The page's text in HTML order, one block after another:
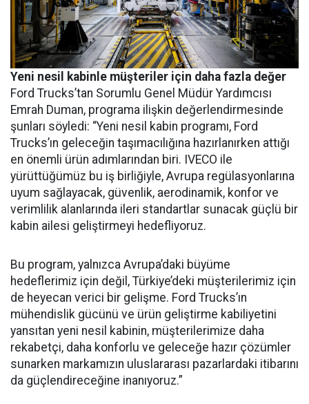
Yeni nesil kabinle müşteriler için daha fazla değer
Ford Trucks’tan Sorumlu Genel Müdür Yardımcısı
Emrah Duman, programa ilişkin değerlendirmesinde
şunları söyledi: “Yeni nesil kabin programı, Ford
Trucks’ın geleceğin taşımacılığına hazırlanırken attığı
en önemli ürün adımlarından biri. IVECO ile
yürüttüğümüz bu iş birliğiyle, Avrupa regülasyonlarına
uyum sağlayacak, güvenlik, aerodinamik, konfor ve
verimlilik alanlarında ileri standartlar sunacak güçlü bir
kabin ailesi geliştirmeyi hedefliyoruz.
Bu program, yalnızca Avrupa’daki büyüme
hedeflerimiz için değil, Türkiye’deki müşterilerimiz için
de heyecan verici bir gelişme. Ford Trucks’ın
mühendislik gücünü ve ürün geliştirme kabiliyetini
yansıtan yeni nesil kabinin, müşterilerimize daha
rekabetçi, daha konforlu ve geleceğe hazır çözümler
sunarken markamızın uluslararası pazarlardaki itibarını
da güçlendireceğine inanıyoruz.”